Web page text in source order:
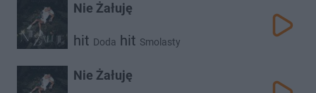
Nie Żałuję
hit Doda hit Smolasty
Nie Żałuję